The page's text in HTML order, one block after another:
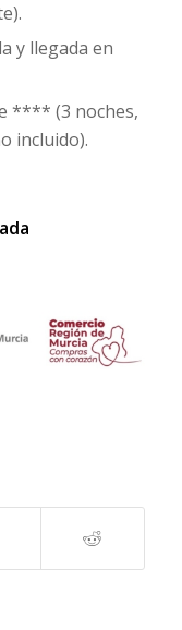
y llegada en
**** (3 noches,
incluido).